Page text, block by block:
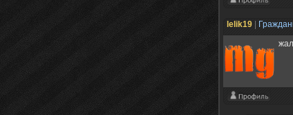
lelik19